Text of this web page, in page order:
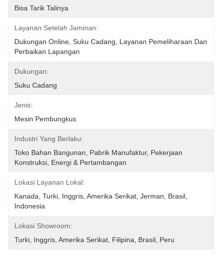
Bisa Tarik Talinya
Layanan Setelah Jaminan:
Dukungan Online, Suku Cadang, Layanan Pemeliharaan Dan
Perbaikan Lapangan
Dukungan:
Suku Cadang
Jenis:
Mesin Pembungkus
Industri Yang Berlaku:
Toko Bahan Bangunan, Pabrik Manufaktur, Pekerjaan
Konstruksi, Energi & Pertambangan
Lokasi Layanan Lokal:
Kanada, Turki, Inggris, Amerika Serikat, Jerman, Brasil,
Indonesia
Lokasi Showroom:
Turki, Inggris, Amerika Serikat, Filipina, Brasil, Peru